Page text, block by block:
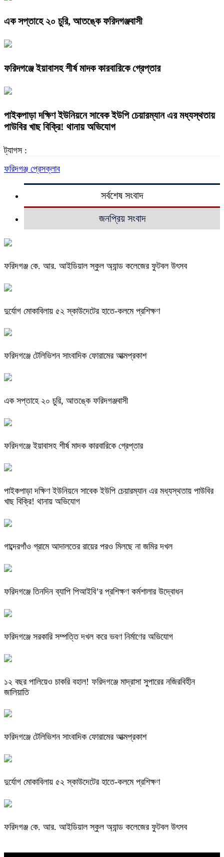
এক সপ্তাহে ২০ চুরি, আতঙ্কে ফরিদগঞ্জবাসী
ফরিদগঞ্জে ইয়াবাসহ শীর্ষ মাদক কারবারিকে গ্রেপ্তার
পাইকপাড়া দক্ষিণ ইউনিয়নে সাবেক ইউপি চেয়ারম্যান এর মধ্যস্থতায়
পাউবির খাছ বিক্রি! থানায় অভিযোগ
ট্যাগস :
ফরিদগঞ্জ প্রেসক্লাব
সর্বশেষ সংবাদ
জনপ্রিয় সংবাদ
ফরিদগঞ্জ কে. আর. আইডিয়াল স্কুল অ্যান্ড কলেজের ফুটবল উৎসব
দুর্যোগ মোকাবিলায় ৫২ স্কাউদেটের হাতে-কলমে প্রশিক্ষণ
ফরিদগঞ্জে টেলিভিশন সাংবাদিক ফোরামের আত্মপ্রকাশ
এক সপ্তাহে ২০ চুরি, আতঙ্কে ফরিদগঞ্জবাসী
ফরিদগঞ্জে ইয়াবাসহ শীর্ষ মাদক কারবারিকে গ্রেপ্তার
পাইকপাড়া দক্ষিণ ইউনিয়নে সাবেক ইউপি চেয়ারম্যান এর মধ্যস্থতায় পাউবির
খাছ বিক্রি! থানায় অভিযোগ
গাব্দেরগাঁও গ্রামে আদালতের রায়ের পরও মিলছে না জমির দখল
ফরিদগঞ্জে তিনদিন ব্যাপি পিআইবি’র প্রশিক্ষণ কর্মশালার উদ্বোধন
ফরিদগঞ্জে সরকারি সম্পত্তি দখল করে ভবণ নির্মাণের অভিযোগ
১২ বছর পালিয়েও চাকরি বহাল! ফরিদগঞ্জে মাদ্রাসা সুপারের নজিরবিহীন
জালিয়াতি
ফরিদগঞ্জে টেলিভিশন সাংবাদিক ফোরামের আত্মপ্রকাশ
দুর্যোগ মোকাবিলায় ৫২ স্কাউদেটের হাতে-কলমে প্রশিক্ষণ
ফরিদগঞ্জ কে. আর. আইডিয়াল স্কুল অ্যান্ড কলেজের ফুটবল উৎসব